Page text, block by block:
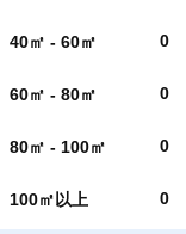
40㎡ - 60㎡ 0
60㎡ - 80㎡ 0
80㎡ - 100㎡ 0
100㎡以上 0